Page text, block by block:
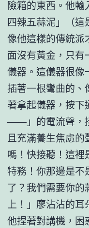
險箱的東西。他輸
四辣五蒜泥」（這
像他這樣的傳統派
面沒有黃金，只有
儀器。這儀器很像
插著一根彎曲的
著拿起儀器，按下
——」的電流聲，
且充滿養生焦慮的
嗎！快接聽！這裡
特務！你那邊是不
了？我們需要你
上！」廖沾沾的
他捏著對講機，困